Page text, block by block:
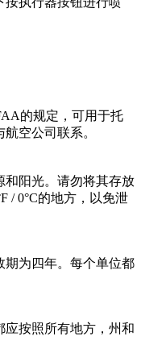
的规定，可用于托
空公司联系。
和阳光。请勿将其存放
/ 0°C的地方，以免泄
期为四年。每个单位都
按照所有地方，州和